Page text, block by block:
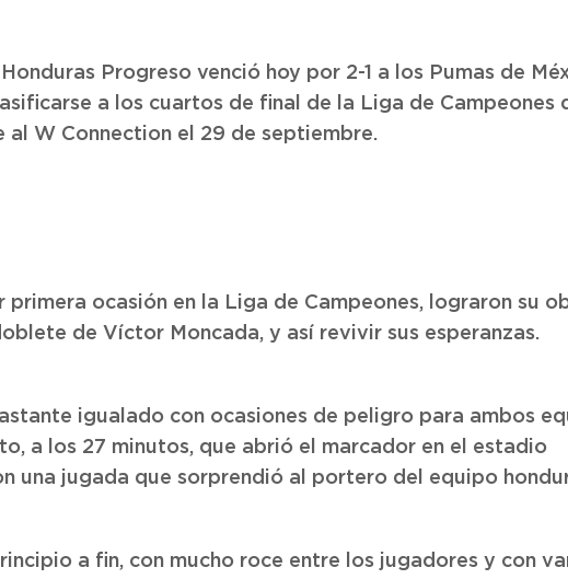
Progreso venció hoy por 2-1 a los Pumas de
a los cuartos de final de la Liga de Campeones
al W Connection el 29 de septiembre.
primera ocasión en la Liga de Campeones, lograron su
de Víctor Moncada, y así revivir sus esperanzas.
igualado con ocasiones de peligro para ambos
a los 27 minutos, que abrió el marcador en el estadio
una jugada que sorprendió al portero del equipo
a fin, con mucho roce entre los jugadores y con